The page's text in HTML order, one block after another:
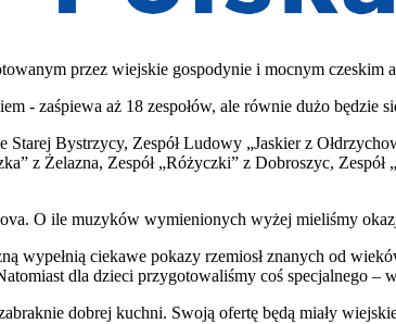
przez wiejskie gospodynie i mocnym
- zaśpiewa aż 18 zespołów, ale równie dużo będzie
Starej Bystrzycy, Zespół Ludowy „Jaskier z
z Żelazna, Zespół „Różyczki” z Dobroszyc,
O ile muzyków wymienionych wyżej mieliśmy
wypełnią ciekawe pokazy rzemiosł znanych od
dla dzieci przygotowaliśmy coś specjalnego –
dobrej kuchni. Swoją ofertę będą miały